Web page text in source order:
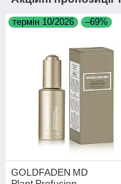
термін 10/2026 –69%
GOLDFADEN MD